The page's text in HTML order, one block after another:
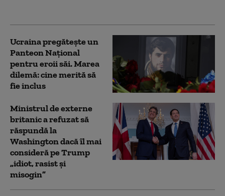
Ucraina pregătește un
Panteon Național
pentru eroii săi. Marea
dilemă: cine merită să
fie inclus
Ministrul de externe
britanic a refuzat să
răspundă la
Washington dacă îl mai
consideră pe Trump
„idiot, rasist şi
misogin”